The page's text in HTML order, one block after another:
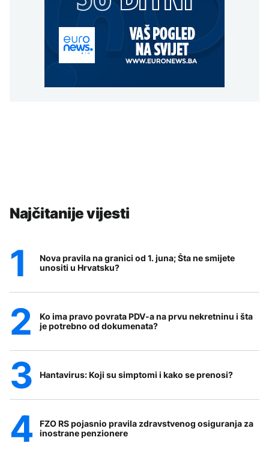
Najčitanije vijesti
Nova pravila na granici od 1. juna; Šta ne smijete
unositi u Hrvatsku?
Ko ima pravo povrata PDV-a na prvu nekretninu i šta
je potrebno od dokumenata?
Hantavirus: Koji su simptomi i kako se prenosi?
FZO RS pojasnio pravila zdravstvenog osiguranja za
inostrane penzionere